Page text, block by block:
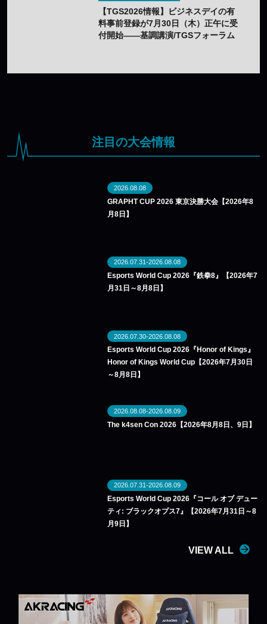
【TGS2026情報】ビジネスデイの有
料事前登録が7月30日（木）正午に受
付開始——基調講演/TGSフォーラム
注目の大会情報
2026.08.08
GRAPHT CUP 2026 東京決勝大会【2026年8
月8日】
2026.07.31-2026.08.08
Esports World Cup 2026『鉄拳8』【2026年7
月31日～8月8日】
2026.07.30-2026.08.08
Esports World Cup 2026『Honor of Kings』
Honor of Kings World Cup【2026年7月30日
～8月8日】
2026.08.08-2026.08.09
The k4sen Con 2026【2026年8月8日、9日】
2026.07.31-2026.08.09
Esports World Cup 2026『コール オブ デュー
ティ: ブラックオプス7』【2026年7月31日～8
月9日】
VIEW ALL